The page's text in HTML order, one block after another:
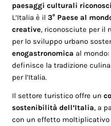
paesaggi culturali
L’Italia è il3° Paese al
creative, riconosciute per il
per lo sviluppo urbano
enogastronomica al
definisce la tradizione
per l’Italia.
Il settore turistico offre un
sostenibilità dell’Italia, a
con un effetto moltiplicativo